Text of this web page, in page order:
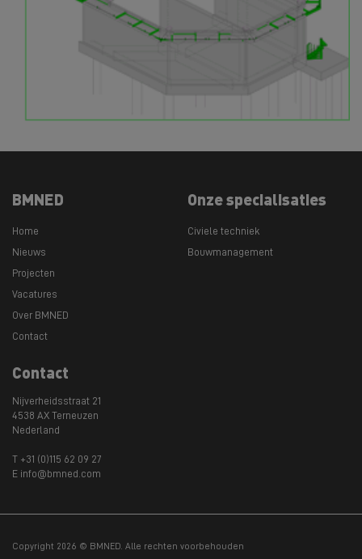
BMNED
Home
Nieuws
Projecten
Vacatures
Over BMNED
Contact
Onze specialisaties
Civiele techniek
Bouwmanagement
Contact
Nijverheidsstraat 21
4538 AX Terneuzen
Nederland
T +31 (0)115 62 09 27
E info@bmned.com
Copyright 2026 © BMNED. Alle rechten voorbehouden